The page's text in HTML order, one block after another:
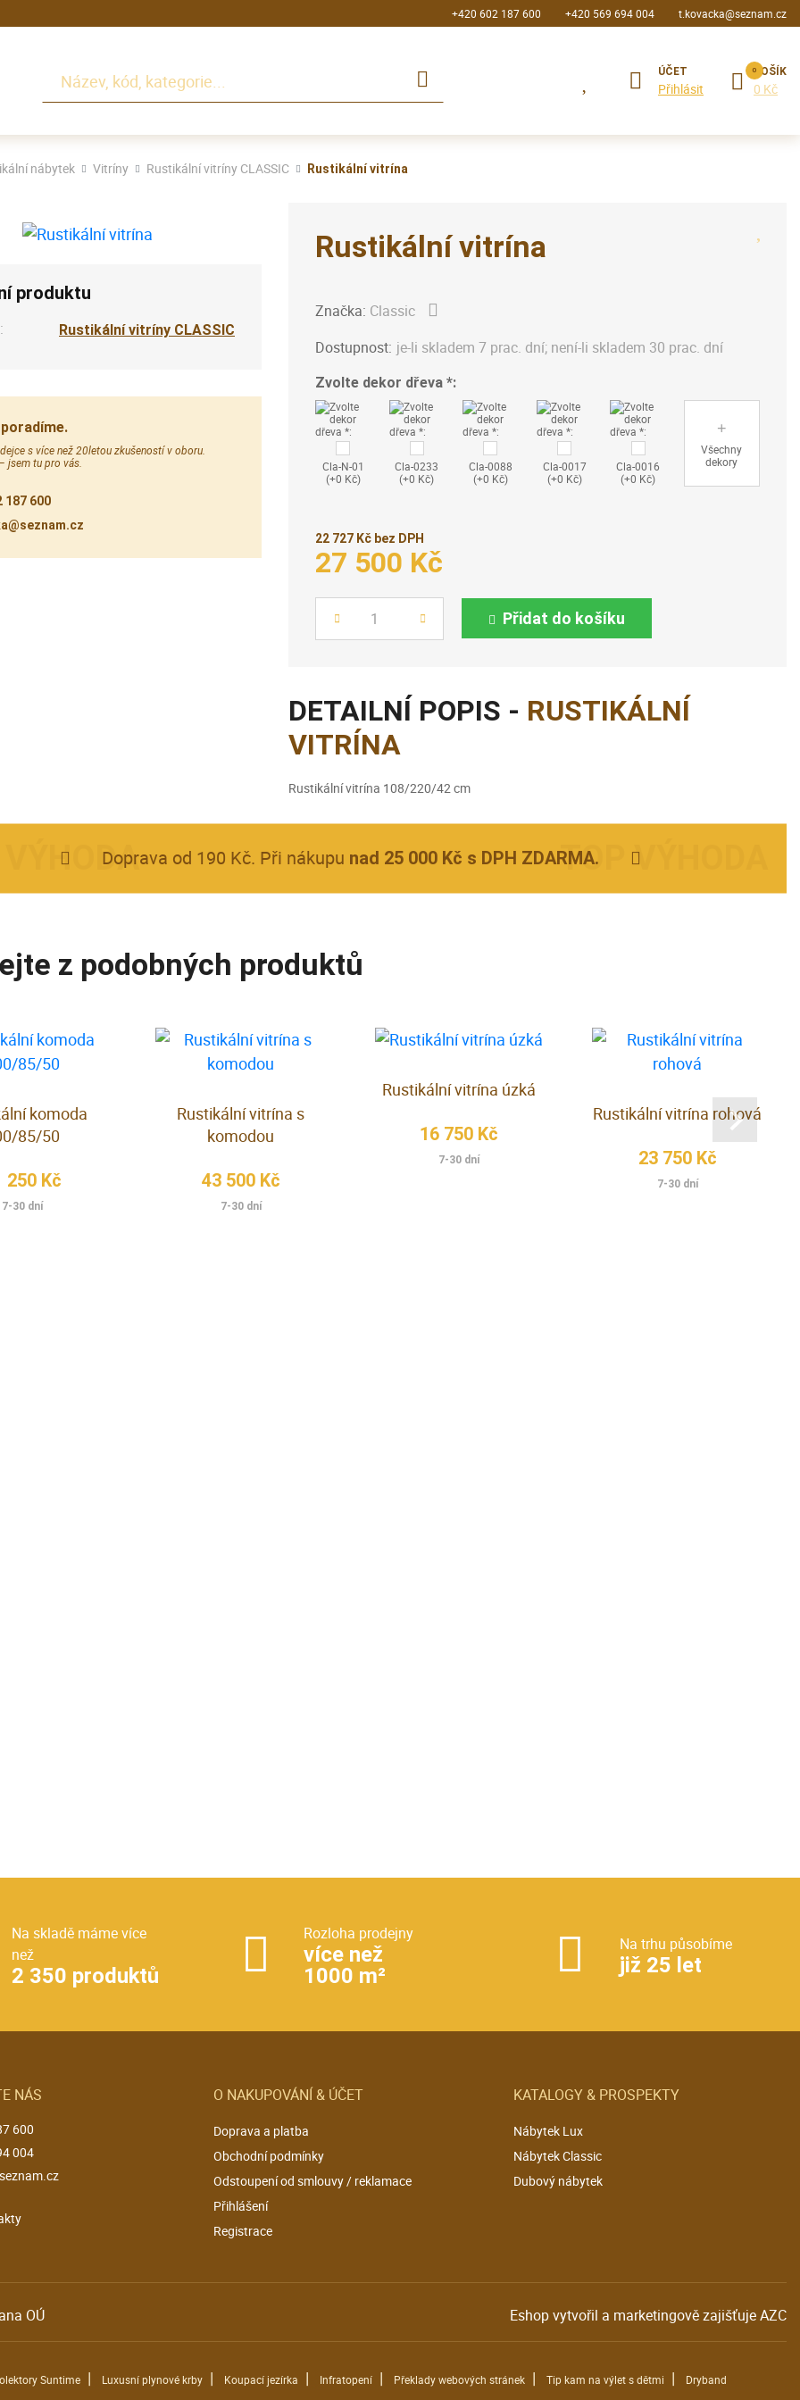
+420 602 187 600 +420 569 694 004 t.kovacka@seznam.cz
Hledat ÚČET
Přihlásit
KOŠÍK
0 Kč
nábytek Vitríny Rustikální vitríny CLASSIC Rustikální vitrína
produktu
Rustikální vitríny CLASSIC
s více než 20letou zkušeností v oboru.
jsem tu pro vás.
187 600
Rustikální vitrína
Značka: Classic
Dostupnost: je-li skladem 7 prac. dní; není-li skladem 30 prac. dní
Zvolte dekor dřeva *:
Cla-N-01
(+0 Kč)
Cla-0233
(+0 Kč)
Cla-0088
(+0 Kč)
Cla-0017
(+0 Kč)
Cla-0016
(+0 Kč)
Všechny
dekory
22 727 Kč bez DPH
27 500 Kč
Počet Přidat do košíku
DETAILNÍ POPIS - RUSTIKÁLNÍ
VITRÍNA
Rustikální vitrína 108/220/42 cm
Doprava od 190 Kč. Při nákupu nad 25 000 Kč s DPH ZDARMA.
z podobných produktů
komoda
85/50
250 Kč
7-30 dní
Rustikální vitrína s
komodou
43 500 Kč
7-30 dní
Rustikální vitrína úzká
16 750 Kč
7-30 dní
Rustikální vitrína rohová
23 750 Kč
7-30 dní
Na skladě máme více
než
2 350 produktů
Rozloha prodejny
více než
1000 m²
Na trhu působíme
již 25 let
NÁS
600
004
O NAKUPOVÁNÍ & ÚČET
Doprava a platba
Obchodní podmínky
Odstoupení od smlouvy / reklamace
Přihlášení
Registrace
KATALOGY & PROSPEKTY
Nábytek Lux
Nábytek Classic
Dubový nábytek
OÚ Eshop vytvořil a marketingově zajišťujeAZC
Suntime | Luxusní plynové krby | Koupací jezírka | Infratopení | Překlady webových stránek | Tip kam na výlet s dětmi | Dryband